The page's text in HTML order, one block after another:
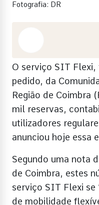
Fotografia: DR
O serviço SIT
pedido, da
Região de Coimbra
mil reservas,
utilizadores
anunciou hoje essa
Segundo uma nota
de Coimbra, estes
serviço SIT Flexi
de mobilidade